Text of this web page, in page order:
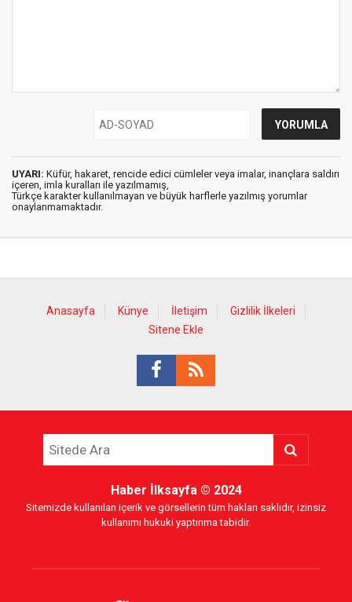
UYARI: Küfür, hakaret, rencide edici cümleler veya imalar, inançlara saldırı
içeren, imla kuralları ile yazılmamış,
Türkçe karakter kullanılmayan ve büyük harflerle yazılmış yorumlar
onaylanmamaktadır.
Anasayfa Künye İletişim
Gizlilik İlkeleri
Sitene Ekle
Haber İlksayfa© 2024
Sitemizde kullanılan içerik ve görsellerin tüm hakları saklıdır, izinsiz
kullanımı hukuki yaptırıma tabidir.